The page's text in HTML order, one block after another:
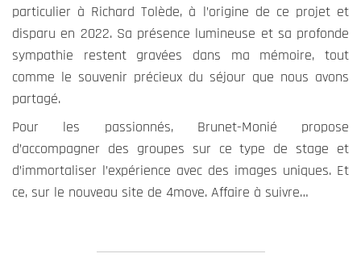
particulier à Richard Tolède, à l’origine de ce projet et
disparu en 2022. Sa présence lumineuse et sa profonde
sympathie restent gravées dans ma mémoire, tout
comme le souvenir précieux du séjour que nous avons
partagé.
Pour les passionnés, Brunet-Monié propose
d’accompagner des groupes sur ce type de stage et
d’immortaliser l’expérience avec des images uniques. Et
ce, sur le nouveau site de 4move. Affaire à suivre…